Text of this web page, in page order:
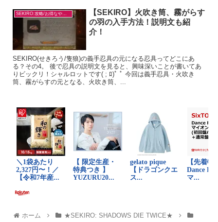
SEKIRO:攻略/お得なやり方
【SEKIRO】火吹き筒、霧がらす
の羽の入手方法！説明文も紹
介！
SEKIRO(せきろう/隻狼)の義手忍具の元になる忍具ってどこにあ
る？その4。 後で忍具の説明文を見ると、興味深いことが書いてあ
りビックリ！シャルロットです( ; ﾛ)ﾟ ﾟ 今回は義手忍具・火吹き
筒、霧がらすの元となる、火吹き筒、...
ホーム ★SEKIRO: SHADOWS DIE TWICE★